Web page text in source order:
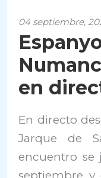
04 septiembre,
en
En directo
Jarque de
encuentro se